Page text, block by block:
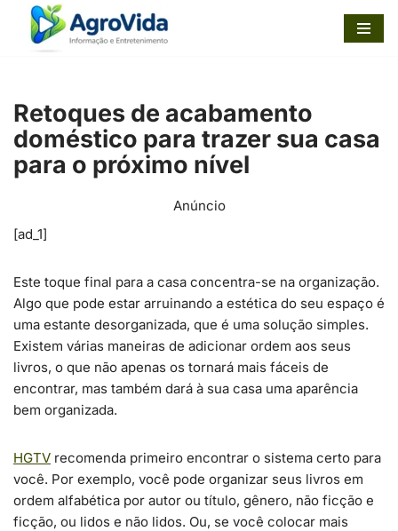
Pular
conteúdo
Retoques de acabamento
doméstico para trazer sua casa
para o próximo nível
Anúncio
[ad_1]
Este toque final para a casa concentra-se na organização.
Algo que pode estar arruinando a estética do seu espaço é
uma estante desorganizada, que é uma solução simples.
Existem várias maneiras de adicionar ordem aos seus
livros, o que não apenas os tornará mais fáceis de
encontrar, mas também dará à sua casa uma aparência
bem organizada.
HGTV recomenda primeiro encontrar o sistema certo para
você. Por exemplo, você pode organizar seus livros em
ordem alfabética por autor ou título, gênero, não ficção e
ficção, ou lidos e não lidos. Ou, se você colocar mais